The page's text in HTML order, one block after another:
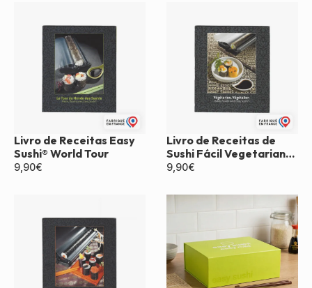
Livro de Receitas Easy
Sushi® World Tour
9,90€
Livro de Receitas de
Sushi Fácil Vegetariano
e Vegano
9,90€